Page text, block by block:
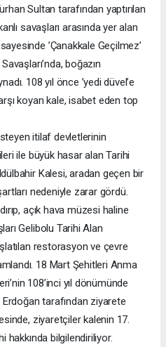
Sultan tarafından yaptırılan
savaşları arasında yer alan
’Çanakkale Geçilmez’
boğazın
108 yıl önce ’yedi düvel’e
koyan kale, isabet eden top
itilaf devletlerinin
ile büyük hasar alan Tarihi
Kalesi, aradan geçen bir
nedeniyle zarar gördü.
açık hava müzesi haline
Gelibolu Tarihi Alan
restorasyon ve çevre
18 Mart Şehitleri Anma
108’inci yıl dönümünde
tarafından ziyarete
ziyaretçiler kalenin 17.
hakkında bilgilendiriliyor.